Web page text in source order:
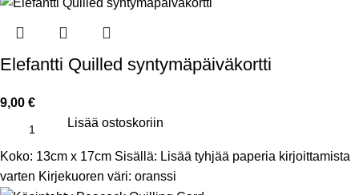
Elefantti Quilled syntymäpäiväkortti
9,00 €
Lisää ostoskoriin
Koko: 13cm x 17cm Sisällä: Lisää tyhjää paperia kirjoittamista
varten Kirjekuoren väri: oranssi